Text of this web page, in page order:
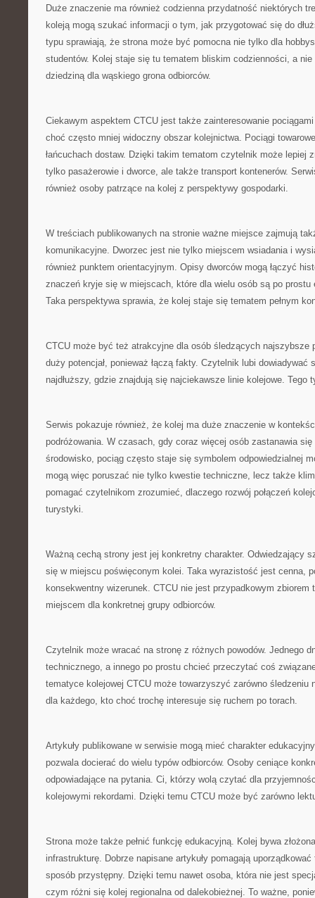
Duże znaczenie ma również codzienna przydatność niektórych
koleją mogą szukać informacji o tym, jak przygotować się do
typu sprawiają, że strona może być pomocna nie tylko dla
studentów. Kolej staje się tu tematem bliskim codzienności, a
dziedziną dla wąskiego grona odbiorców.
Ciekawym aspektem CTCU jest także zainteresowanie
choć często mniej widoczny obszar kolejnictwa. Pociągi
łańcuchach dostaw. Dzięki takim tematom czytelnik może lepiej
tylko pasażerowie i dworce, ale także transport kontenerów.
również osoby patrzące na kolej z perspektywy gospodarki.
W treściach publikowanych na stronie ważne miejsce zajmują
komunikacyjne. Dworzec jest nie tylko miejscem wsiadania i
również punktem orientacyjnym. Opisy dworców mogą łączyć
znaczeń kryje się w miejscach, które dla wielu osób są po prostu
Taka perspektywa sprawia, że kolej staje się tematem pełnym
CTCU może być też atrakcyjne dla osób śledzących najszybsze
duży potencjał, ponieważ łączą fakty. Czytelnik lubi dowiadywać
najdłuższy, gdzie znajdują się najciekawsze linie kolejowe. Tego
Serwis pokazuje również, że kolej ma duże znaczenie w
podróżowania. W czasach, gdy coraz więcej osób zastanawia się
środowisko, pociąg często staje się symbolem odpowiedzialnej
mogą więc poruszać nie tylko kwestie techniczne, lecz także
pomagać czytelnikom zrozumieć, dlaczego rozwój połączeń
turystyki.
Ważną cechą strony jest jej konkretny charakter. Odwiedzający
się w miejscu poświęconym kolei. Taka wyrazistość jest cenna,
konsekwentny wizerunek. CTCU nie jest przypadkowym
miejscem dla konkretnej grupy odbiorców.
Czytelnik może wracać na stronę z różnych powodów. Jednego
technicznego, a innego po prostu chcieć przeczytać coś
tematyce kolejowej CTCU może towarzyszyć zarówno śledzeniu
dla każdego, kto choć trochę interesuje się ruchem po torach.
Artykuły publikowane w serwisie mogą mieć charakter
pozwala docierać do wielu typów odbiorców. Osoby ceniące
odpowiadające na pytania. Ci, którzy wolą czytać dla
kolejowymi rekordami. Dzięki temu CTCU może być zarówno
Strona może także pełnić funkcję edukacyjną. Kolej bywa
infrastrukturę. Dobrze napisane artykuły pomagają
sposób przystępny. Dzięki temu nawet osoba, która nie jest
czym różni się kolej regionalna od dalekobieżnej. To ważne,